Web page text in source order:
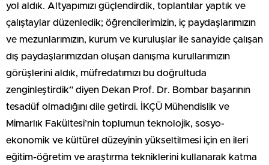
yol aldık. Altyapımızı güçlendirdik, toplantılar yaptık ve
çalıştaylar düzenledik; öğrencilerimizin, iç paydaşlarımızın
ve mezunlarımızın, kurum ve kuruluşlar ile sanayide çalışan
dış paydaşlarımızdan oluşan danışma kurullarımızın
görüşlerini aldık, müfredatımızı bu doğrultuda
zenginleştirdik” diyen Dekan Prof. Dr. Bombar başarının
tesadüf olmadığını dile getirdi. İKÇÜ Mühendislik ve
Mimarlık Fakültesi’nin toplumun teknolojik, sosyo-
ekonomik ve kültürel düzeyinin yükseltilmesi için en ileri
eğitim-öğretim ve araştırma tekniklerini kullanarak katma